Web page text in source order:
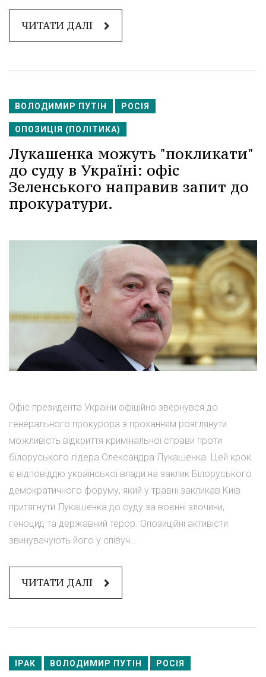
ЧИТАТИ ДАЛІ
ВОЛОДИМИР ПУТІН РОСІЯ
ОПОЗИЦІЯ (ПОЛІТИКА)
Лукашенка можуть "покликати"
до суду в Україні: офіс
Зеленського направив запит до
прокуратури.
Офіс президента України офіційно звернувся до
генерального прокурора з проханням розглянути
можливість відкриття кримінальної справи проти
білоруського лідера Олександра Лукашенка. Цей крок
є відповіддю української влади на заклик Білоруського
демократичного форуму, який у травні закликав Київ
притягнути Лукашенка до суду за воєнні злочини,
геноцид та державний терор. Опозиційні активісти
звинувачують його у співуч...
ЧИТАТИ ДАЛІ
ІРАК ВОЛОДИМИР ПУТІН РОСІЯ